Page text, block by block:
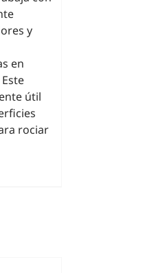
y
en
útil
rociar